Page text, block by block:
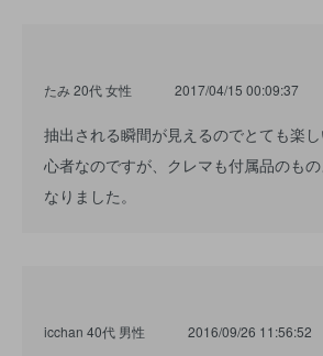
たみ 20代 女性 2017/04/15 00:09:37
抽出される瞬間が見えるのでとても楽
心者なのですが、クレマも付属品のも
なりました。
icchan 40代 男性 2016/09/26 11:56:52